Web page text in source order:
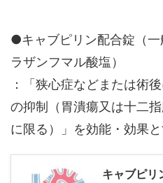
●キャブピリン配合錠（
ラザンフマル酸塩）
：「狭心症などまたは術
の抑制（胃潰瘍又は十二
に限る）」を効能・効果
キャブピリ